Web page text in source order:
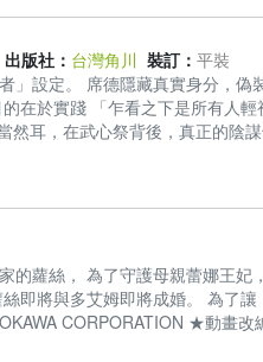
八十年代，她便開啟風氣之先實
「雙卡教學」和「小白板」，大
衝擊是教學路上的常態；即使不一
出版社： 台灣角川 裝訂： 平裝
」設定。 席德隱藏真實身分，偽
在於實踐 「乍看之下是所有人
然耳，在武心祭背後，真正的陰
★2022年動畫化
的蘿絲， 為了守護母親蕾娜王妃
即將與多艾姆即將成婚。 為了
CORPORATION ★動畫
威能×異世界轉生×會錯意喜劇第